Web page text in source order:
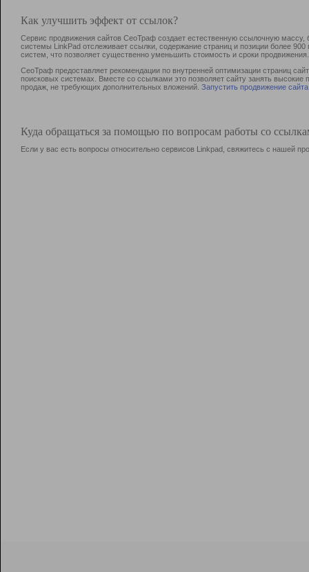
Как улучшить эффект от ссылок?
Сервис продвижения сайтов СеоТраф создает естественную ссылочную
системы LinkPad отслеживает ссылки, содержание страниц и позиции более
систем, что позволяет существенно уменьшить стоимость и сроки продвижения.
СеоТраф предоставляет рекомендации по внутренней оптимизации страниц
поисковых системах. Вместе со ссылками это позволяет сайту занять
продаж, не требующих дополнительных вложений. Запустить продвижение сайта
Куда обращаться за помощью по вопросам работы со
Если у вас есть вопросы относительно сервисов Linkpad, свяжитесь с нашей